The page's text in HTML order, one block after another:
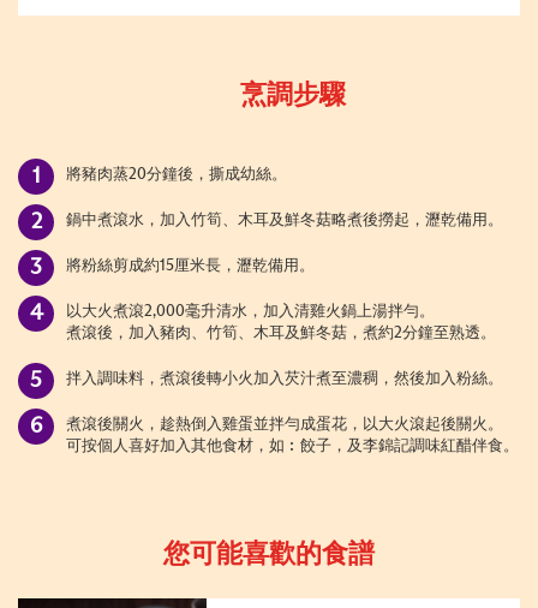
烹調步驟
將豬肉蒸20分鐘後，撕成幼絲。
鍋中煮滾水，加入竹筍、 木耳及鮮冬菇略煮後撈起，瀝乾備用 。
將粉絲剪成約15厘米長， 瀝乾備用 。
以大火煮滾2,000毫升清水，加入清雞火鍋上湯拌勻。
煮滾後，加入豬肉、竹筍、 木耳及鮮冬菇 ， 煮約2分鐘至熟透。
拌入調味料 ， 煮滾後轉小火加入芡汁煮至濃稠 ，然後加入粉絲。
煮滾後關火 ，趁熱倒入雞蛋並拌勻成蛋花 ，以大火滾起後關火 。
可按個人喜好加入其他食材，如︰餃子，及李錦記調味紅醋伴食。
您可能喜歡的食譜